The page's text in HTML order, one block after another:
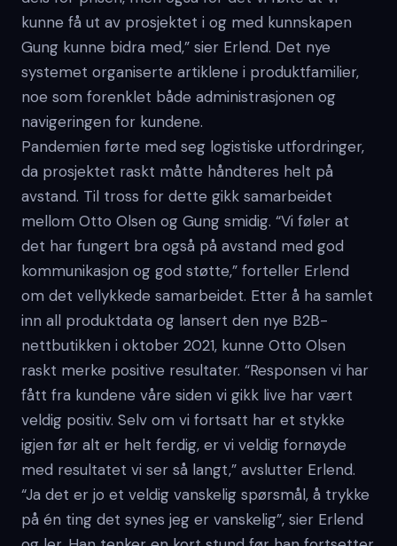
kunne få ut av prosjektet i og med kunnskapen
Gung kunne bidra med,” sier Erlend. Det nye
systemet organiserte artiklene i produktfamilier,
noe som forenklet både administrasjonen og
navigeringen for kundene.
Pandemien førte med seg logistiske utfordringer,
da prosjektet raskt måtte håndteres helt på
avstand. Til tross for dette gikk samarbeidet
mellom Otto Olsen og Gung smidig. “Vi føler at
det har fungert bra også på avstand med god
kommunikasjon og god støtte,” forteller Erlend
om det vellykkede samarbeidet. Etter å ha samlet
inn all produktdata og lansert den nye B2B-
nettbutikken i oktober 2021, kunne Otto Olsen
raskt merke positive resultater. “Responsen vi har
fått fra kundene våre siden vi gikk live har vært
veldig positiv. Selv om vi fortsatt har et stykke
igjen før alt er helt ferdig, er vi veldig fornøyde
med resultatet vi ser så langt,” avslutter Erlend.
“Ja det er jo et veldig vanskelig spørsmål, å trykke
på én ting det synes jeg er vanskelig”, sier Erlend